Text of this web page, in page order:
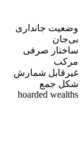
وضعیت جانداری
بی‌جان
ساختار صرفی
مرکب
غیرقابل شمارش
شکل جمع
hoarded wealths